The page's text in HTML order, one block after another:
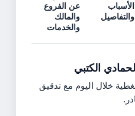
الأسباب
والتفاصيل
عن الفروع
والمالك
والخدمات
الكتبي
خلال اليوم مع تدقيق